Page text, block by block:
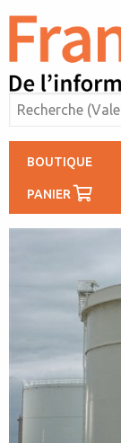
BOUTIQUE
PANIER